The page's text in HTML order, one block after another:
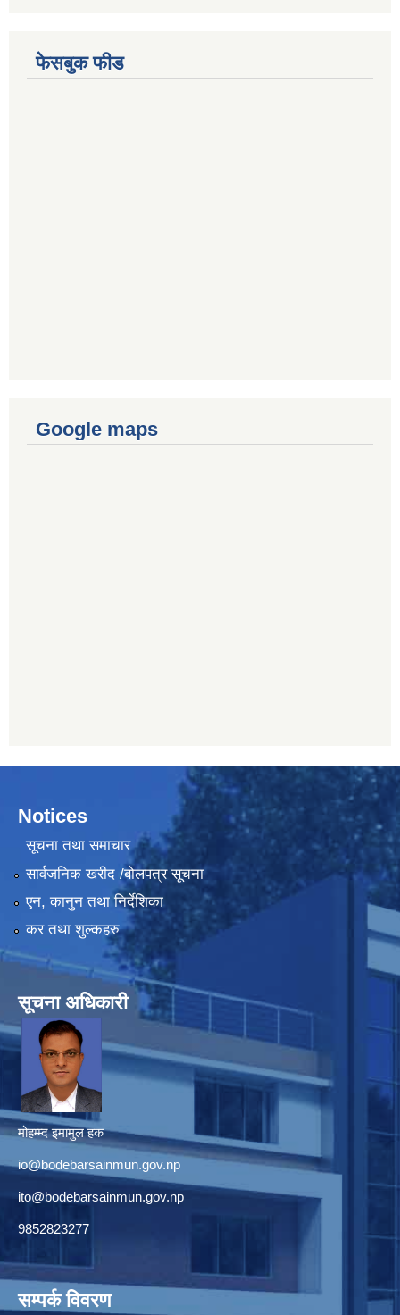
फेसबुक फीड
Google maps
Notices
सूचना तथा समाचार
सार्वजनिक खरीद /बोलपत्र सूचना
एन, कानुन तथा निर्देशिका
कर तथा शुल्कहरु
सूचना अधिकारी
मोहम्म्द इमामुल हक
io@bodebarsainmun.gov.np
ito@bodebarsainmun.gov.np
9852823277
सम्पर्क विवरण